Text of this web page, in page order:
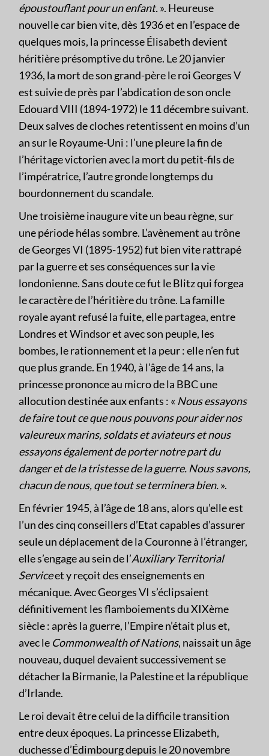
époustouflant pour un enfant.». Heureuse
nouvelle car bien vite, dès 1936 et en l’espace de
quelques mois, la princesse Élisabeth devient
héritière présomptive du trône. Le 20 janvier
1936, la mort de son grand-père le roi Georges V
est suivie de près par l’abdication de son oncle
Edouard VIII (1894-1972) le 11 décembre suivant.
Deux salves de cloches retentissent en moins d’un
an sur le Royaume-Uni : l’une pleure la fin de
l’héritage victorien avec la mort du petit-fils de
l’impératrice, l’autre gronde longtemps du
bourdonnement du scandale.
Une troisième inaugure vite un beau règne, sur
une période hélas sombre. L’avènement au trône
de Georges VI (1895-1952) fut bien vite rattrapé
par la guerre et ses conséquences sur la vie
londonienne. Sans doute ce fut le Blitz qui forgea
le caractère de l’héritière du trône. La famille
royale ayant refusé la fuite, elle partagea, entre
Londres et Windsor et avec son peuple, les
bombes, le rationnement et la peur : elle n’en fut
que plus grande. En 1940, à l’âge de 14 ans, la
princesse prononce au micro de la BBC une
allocution destinée aux enfants : « Nous essayons
de faire tout ce que nous pouvons pour aider nos
valeureux marins, soldats et aviateurs et nous
essayons également de porter notre part du
danger et de la tristesse de la guerre. Nous savons,
chacun de nous, que tout se terminera bien.».
En février 1945, à l’âge de 18 ans, alors qu’elle est
l’un des cinq conseillers d’Etat capables d’assurer
seule un déplacement de la Couronne à l’étranger,
elle s’engage au sein de l’Auxiliary Territorial
Serviceet y reçoit des enseignements en
mécanique. Avec Georges VI s’éclipsaient
définitivement les flamboiements du XIXème
siècle : après la guerre, l’Empire n’était plus et,
avec le Commonwealth of Nations, naissait un âge
nouveau, duquel devaient successivement se
détacher la Birmanie, la Palestine et la république
d’Irlande.
Le roi devait être celui de la difficile transition
entre deux époques. La princesse Elizabeth,
duchesse d’Édimbourg depuis le 20 novembre